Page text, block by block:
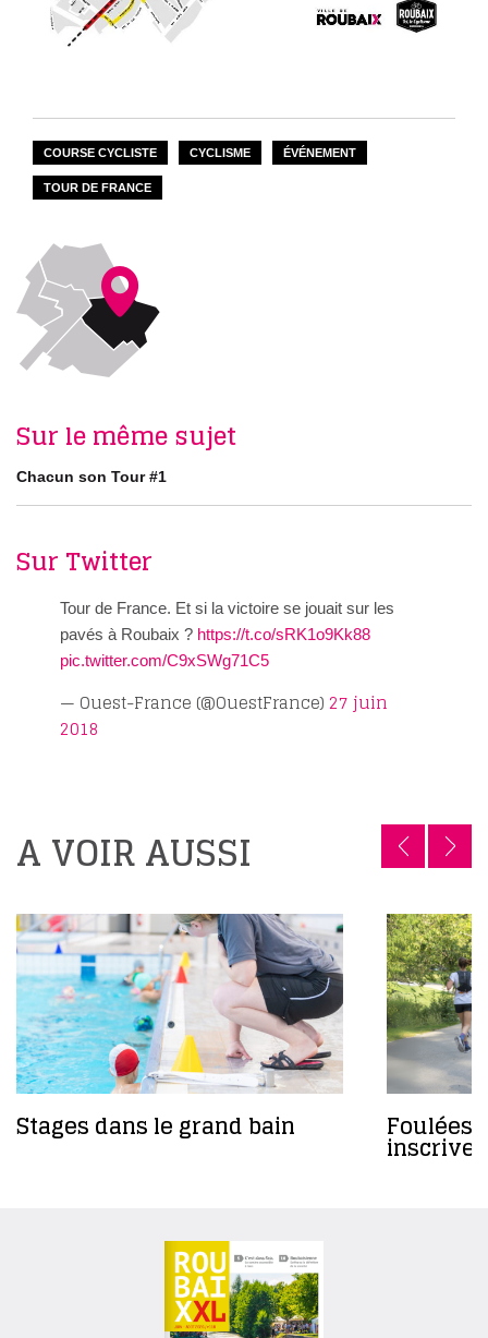
COURSE CYCLISTE CYCLISME ÉVÉNEMENT
TOUR DE FRANCE
Sur le même sujet
Chacun son Tour #1
Sur Twitter
Tour de France. Et si la victoire se jouait sur les
pavés à Roubaix ? https://t.co/sRK1o9Kk88
pic.twitter.com/C9xSWg71C5
— Ouest-France (@OuestFrance)27 juin
2018
A VOIR AUSSI
Stages dans le grand bain Foulées